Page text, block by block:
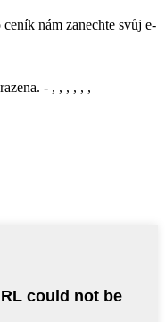
nám zanechte svůj e-
- , , , , , ,